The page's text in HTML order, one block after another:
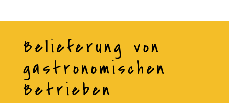
Belieferung von
gastronomischen
Betrieben